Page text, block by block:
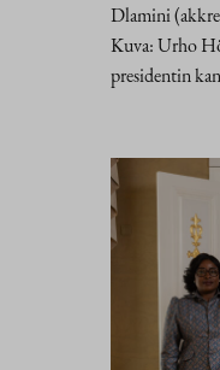
Dlamini
Kuva: Urho
presidentin